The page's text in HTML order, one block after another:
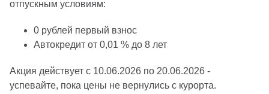
отпускным условиям:
0 рублей первый взнос
Автокредит от 0,01 % до 8 лет
Акция действует с 10.06.2026 по 20.06.2026 -
успевайте, пока цены не вернулись с курорта.